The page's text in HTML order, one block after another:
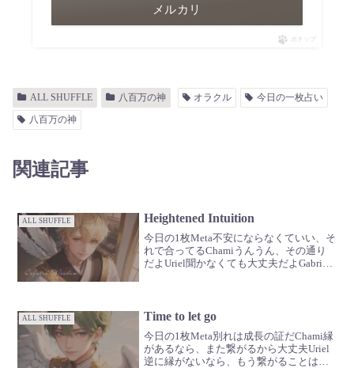
メルカリ
ポチップ
ALL SHUFFLE 八百万の神 オラクル
今日の一枚占い
八百万の神
関連記事
ALL SHUFFLE Heightened Intuition
今日の1枚Meta不安にならなくていい、そ
れで合ってるChamiうんうん、その通り
だよUriel聞かなくても大丈夫だよGabriel
ALL SHUFFLE Time to let go
今日の1枚Meta別れは成長の証だChami縁
があるなら、また繋がるから大丈夫Uriel
逆に縁がないなら、もう繋がることはな